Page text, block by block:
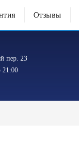
Отзывы
пер. 23
21:00